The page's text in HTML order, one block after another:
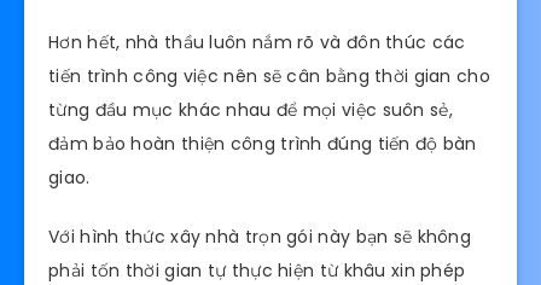
Có nên xây nhà trọn gói
không?
Chắc chắn lời khuyên cho bạn là Có! Những ưu
dựng nhà trọn gói dưới đây hẵn sẽ thuyết phục
được bạn: